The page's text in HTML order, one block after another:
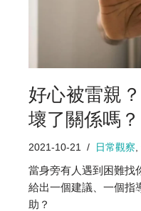
好心被雷親
壞了關係嗎？
2021-10-21 日常觀察
當身旁有人遇到困難找
給出一個建議、一個指
助？